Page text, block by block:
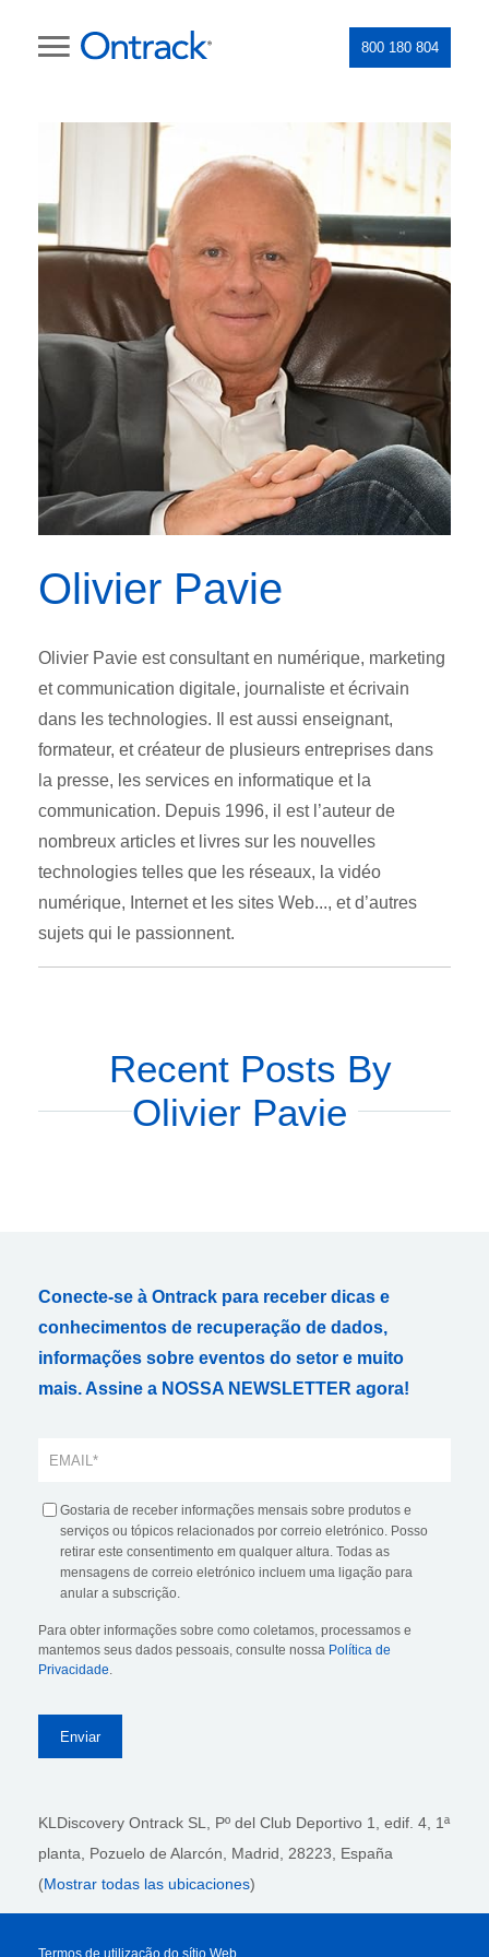
800 180 804
Olivier Pavie
Olivier Pavie est consultant en numérique, marketing
et communication digitale, journaliste et écrivain
dans les technologies. Il est aussi enseignant,
formateur, et créateur de plusieurs entreprises dans
la presse, les services en informatique et la
communication. Depuis 1996, il est l’auteur de
nombreux articles et livres sur les nouvelles
technologies telles que les réseaux, la vidéo
numérique, Internet et les sites Web..., et d’autres
sujets qui le passionnent.
Recent Posts By
Olivier Pavie
Conecte-se à Ontrack para receber dicas e
conhecimentos de recuperação de dados,
informações sobre eventos do setor e muito
mais. Assine a NOSSA NEWSLETTER agora!
Gostaria de receber informações mensais sobre produtos e
serviços ou tópicos relacionados por correio eletrónico. Posso
retirar este consentimento em qualquer altura. Todas as
mensagens de correio eletrónico incluem uma ligação para
anular a subscrição.
Para obter informações sobre como coletamos, processamos e
mantemos seus dados pessoais, consulte nossa Política de
Privacidade.
KLDiscovery Ontrack SL, Pº del Club Deportivo 1, edif. 4, 1ª
planta, Pozuelo de Alarcón, Madrid, 28223, España
(Mostrar todas las ubicaciones)